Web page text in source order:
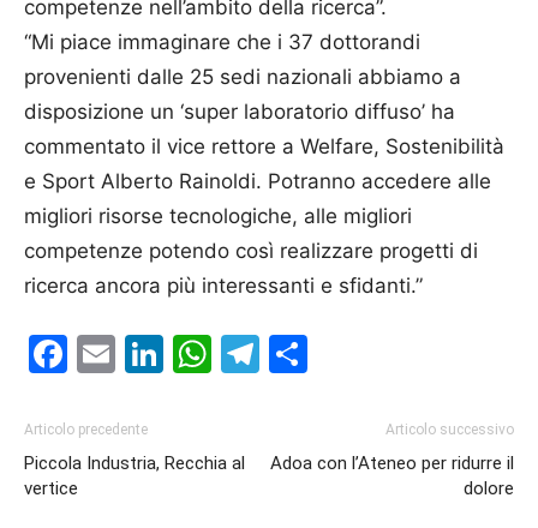
competenze nell’ambito della ricerca”.
“Mi piace immaginare che i 37 dottorandi
provenienti dalle 25 sedi nazionali abbiamo a
disposizione un ‘super laboratorio diffuso’ ha
commentato il vice rettore a Welfare, Sostenibilità
e Sport Alberto Rainoldi. Potranno accedere alle
migliori risorse tecnologiche, alle migliori
competenze potendo così realizzare progetti di
ricerca ancora più interessanti e sfidanti.”
Facebook
EmailLinkedIn
WhatsApp
Telegram
Articolo precedente
Piccola Industria, Recchia al
vertice
Articolo successivo
Adoa con l’Ateneo per ridurre il
dolore